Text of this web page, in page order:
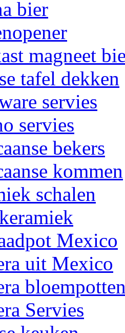
bier
magneet
tafel dekken
servies
servies
bekers
kommen
schalen
Mexico
uit Mexico
Servies